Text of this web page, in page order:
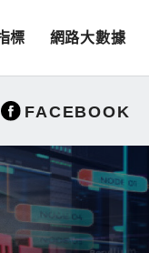
標 網路大數據
FACEBOOK